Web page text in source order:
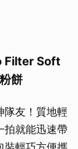
Filter Soft
餅
隊友！質地輕
拍就能迅速帶